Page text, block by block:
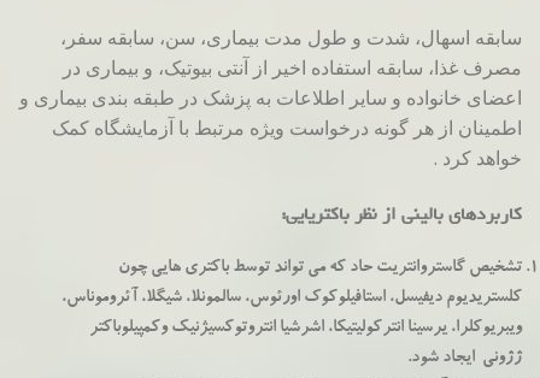
سابقه اسهال، شدت و طول مدت بیماری، سن، سابقه سفر،
مصرف غذا، سابقه استفاده اخیر از آنتی بیوتیک، و بیماری در
اعضای خانواده و سایر اطلاعات به پزشک در طبقه بندی بیماری و
اطمینان از هر گونه درخواست ویژه مرتبط با آزمایشگاه کمک
خواهد کرد .
کاربردهای بالینی از نظر باکتریایی:
تشخيص گاستروانتريت حاد كه مي تواند توسط باكتري هايي چون
كلستريديوم ديفيسل، استافيلوكوك اورئوس، سالمونلا، شيگلا، آئروموناس،
ويبريوكلرا، يرسينا انتركوليتيكا، اشرشيا انتروتوكسي‍ژنيك وكمپيلوباكتر
ژژوني ايجاد شود.